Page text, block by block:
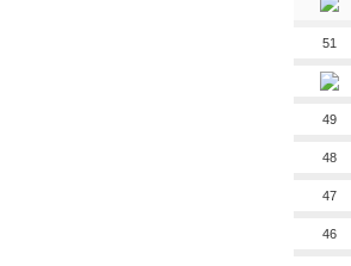
51
49
48
47
46